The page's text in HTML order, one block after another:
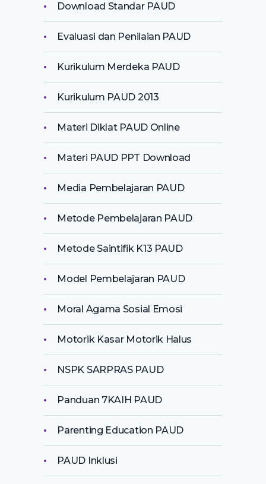
Download Standar PAUD
Evaluasi dan Penilaian PAUD
Kurikulum Merdeka PAUD
Kurikulum PAUD 2013
Materi Diklat PAUD Online
Materi PAUD PPT Download
Media Pembelajaran PAUD
Metode Pembelajaran PAUD
Metode Saintifik K13 PAUD
Model Pembelajaran PAUD
Moral Agama Sosial Emosi
Motorik Kasar Motorik Halus
NSPK SARPRAS PAUD
Panduan 7KAIH PAUD
Parenting Education PAUD
PAUD Inklusi